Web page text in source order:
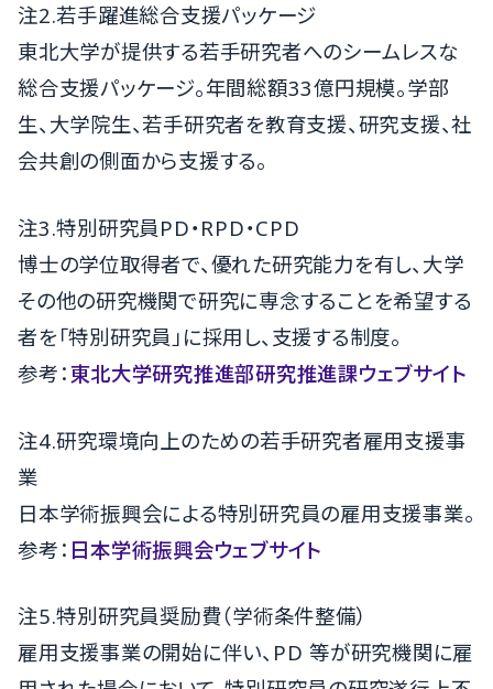
注2.若手躍進総合支援パッケージ
東北大学が提供する若手研究者へのシームレスな
総合支援パッケージ。年間総額33億円規模。学部
生、大学院生、若手研究者を教育支援、研究支援、社
会共創の側面から支援する。
注3.特別研究員PD・RPD・CPD
博士の学位取得者で、優れた研究能力を有し、大学
その他の研究機関で研究に専念することを希望する
者を「特別研究員」に採用し、支援する制度。
参考：東北大学研究推進部研究推進課ウェブサイト
注4.研究環境向上のための若手研究者雇用支援事
業
日本学術振興会による特別研究員の雇用支援事業。
参考： 日本学術振興会ウェブサイト
注5.特別研究員奨励費（学術条件整備）
雇用支援事業の開始に伴い、PD 等が研究機関に雇